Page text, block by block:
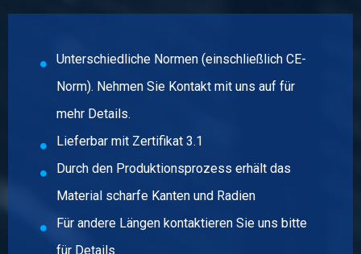
2450-0468-200
HE-B Träger 1.4301/1.4307 200 HL 6 mtr lasergeschweißt
Stück pro KG
Wählen Sie
2450-0468-220
Beschreibung
HE-B Träger 1.4301/1.4307 220 HL 6 mtr lasergeschweißt
Unterschiedliche Normen (einschließlich CE-
Norm). Nehmen Sie Kontakt mit uns auf für
mehr Details.
Lieferbar mit Zertifikat 3.1
Durch den Produktionsprozess erhält das
Material scharfe Kanten und Radien
Für andere Längen kontaktieren Sie uns bitte
für Details